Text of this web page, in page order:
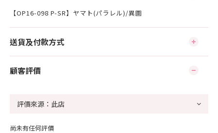
【OP16-098 P-SR】ヤマト(パラレル)/異圖
送貨及付款方式
顧客評價
尚未有任何評價